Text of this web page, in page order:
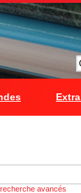
avancés